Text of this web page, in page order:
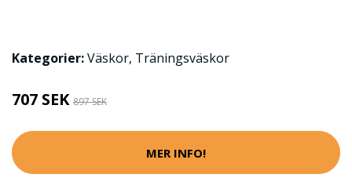
Kategorier:Väskor, Träningsväskor
707 SEK 897 SEK
MER INFO!